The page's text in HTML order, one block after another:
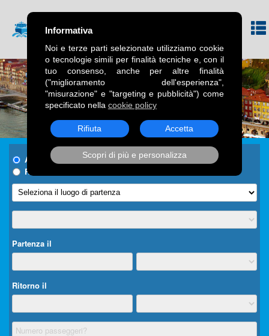
Informativa
Noi e terze parti selezionate utilizziamo cookie
o tecnologie simili per finalità tecniche e, con il
tuo consenso, anche per altre finalità
("miglioramento dell'esperienza",
"misurazione" e "targeting e pubblicità") come
specificato nella cookie policy
Rifiuta Accetta
Scopri di più e personalizza